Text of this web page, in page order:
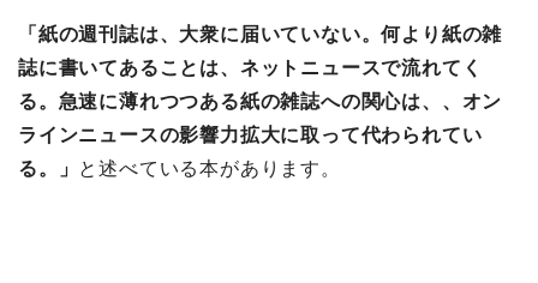
「紙の週刊誌は、大衆に届いていない。何より紙の雑
誌に書いてあることは、ネットニュースで流れてく
る。急速に薄れつつある紙の雑誌への関心は、、オン
ラインニュースの影響力拡大に取って代わられてい
る。」 と述べている本があります。